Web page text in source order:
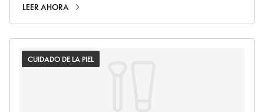
LEER AHORA
CUIDADO DE LA PIEL